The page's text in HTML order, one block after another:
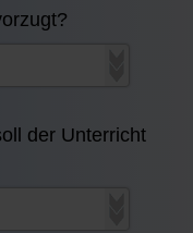
der Unterricht